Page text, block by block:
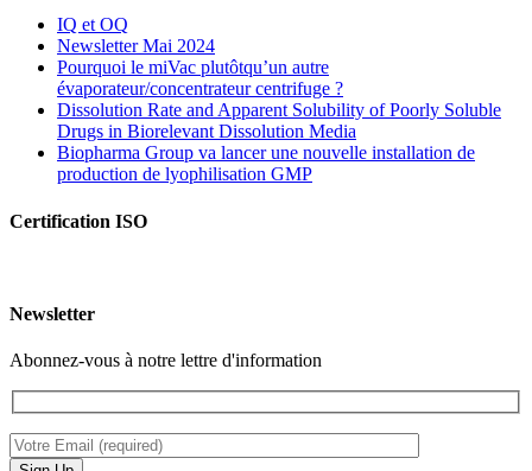
IQ et OQ
Newsletter Mai 2024
Pourquoi le miVac plutôtqu’un autre
évaporateur/concentrateur centrifuge ?
Dissolution Rate and Apparent Solubility of Poorly Soluble
Drugs in Biorelevant Dissolution Media
Biopharma Group va lancer une nouvelle installation de
production de lyophilisation GMP
Certification ISO
Newsletter
Abonnez-vous à notre lettre d'information